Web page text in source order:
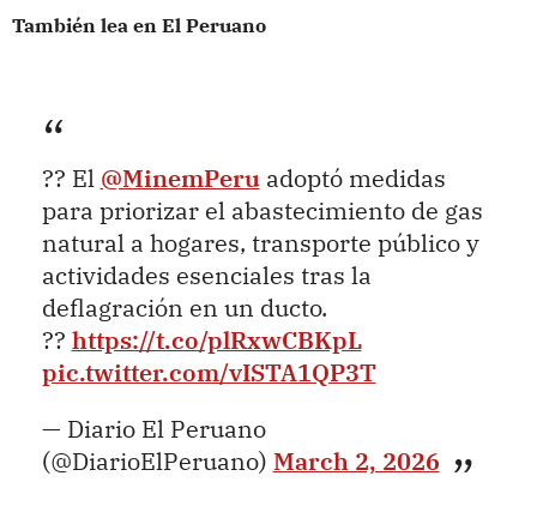
También lea en El Peruano
?? El @MinemPeruadoptó medidas
para priorizar el abastecimiento de gas
natural a hogares, transporte público y
actividades esenciales tras la
deflagración en un ducto.
?? https://t.co/plRxwCBKpL
pic.twitter.com/vISTA1QP3T
— Diario El Peruano
(@DiarioElPeruano) March 2, 2026